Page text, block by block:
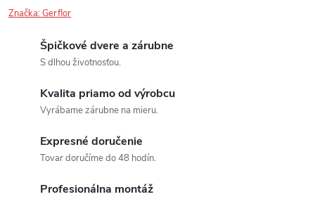
Značka:Gerflor
Špičkové dvere a zárubne
S dlhou životnosťou.
Kvalita priamo od výrobcu
Vyrábame zárubne na mieru.
Expresné doručenie
Tovar doručíme do 48 hodín.
Profesionálna montáž